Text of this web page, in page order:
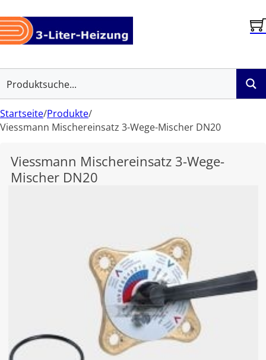
Startseite/Produkte/
Viessmann Mischereinsatz 3-Wege-Mischer DN20
Viessmann Mischereinsatz 3-Wege-
Mischer DN20